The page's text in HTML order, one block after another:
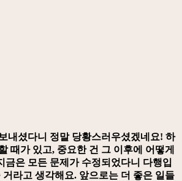
내셨다니 정말 당황스러우셨겠네요! 하
때가 있고, 중요한 건 그 이후에 어떻게
금은 모든 문제가 수정되었다니 다행입
거라고 생각해요. 앞으로는 더 좋은 일들